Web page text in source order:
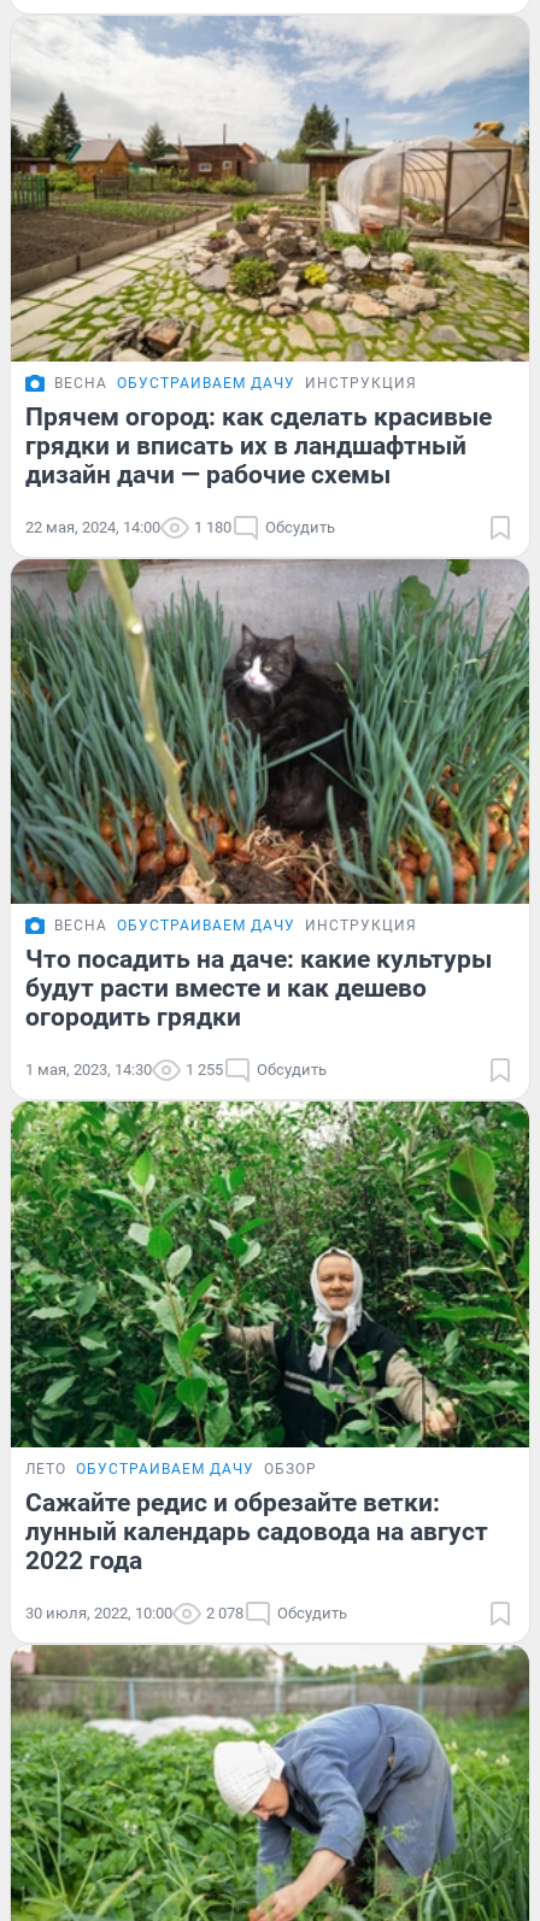
ВЕСНА ОБУСТРАИВАЕМ ДАЧУ ИНСТРУКЦИЯ
Прячем огород: как сделать красивые
грядки и вписать их в ландшафтный
дизайн дачи — рабочие схемы
22 мая, 2024, 14:00 1 180 Обсудить
ВЕСНА ОБУСТРАИВАЕМ ДАЧУ ИНСТРУКЦИЯ
Что посадить на даче: какие культуры
будут расти вместе и как дешево
огородить грядки
1 мая, 2023, 14:30 1 255 Обсудить
ЛЕТО ОБУСТРАИВАЕМ ДАЧУ ОБЗОР
Сажайте редис и обрезайте ветки:
лунный календарь садовода на август
2022 года
30 июля, 2022, 10:00 2 078 Обсудить